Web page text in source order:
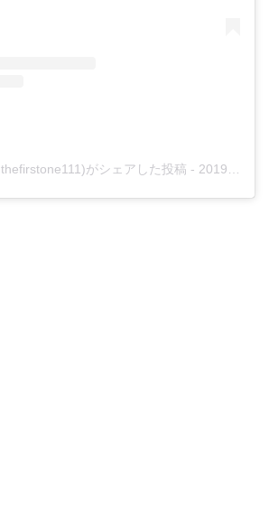
がシェアした投稿 - 2019年 1月月2日午前5時10分PST